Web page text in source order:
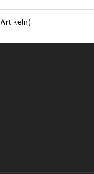
Artikeln)